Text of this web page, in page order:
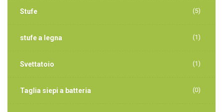
Stufe (5)
stufe a legna (1)
Svettatoio (1)
Taglia siepi a batteria (0)